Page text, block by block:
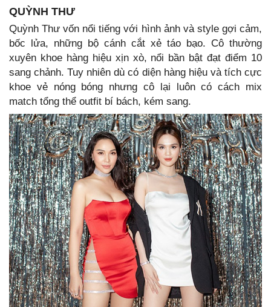
QUỲNH THƯ
Quỳnh Thư vốn nổi tiếng với hình ảnh và style gợi cảm,
bốc lửa, những bộ cánh cắt xẻ táo bạo. Cô thường
xuyên khoe hàng hiệu xịn xò, nổi bần bật đạt điểm 10
sang chảnh. Tuy nhiên dù có diện hàng hiệu và tích cực
khoe vẻ nóng bóng nhưng cô lại luôn có cách mix
match tổng thể outfit bí bách, kém sang.